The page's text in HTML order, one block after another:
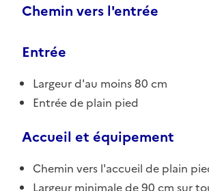
Chemin vers l'entrée
Entrée
Largeur d'au moins 80 cm
Entrée de plain pied
Accueil et équipement
Chemin vers l'accueil de plain
Largeur minimale de 90 cm sur